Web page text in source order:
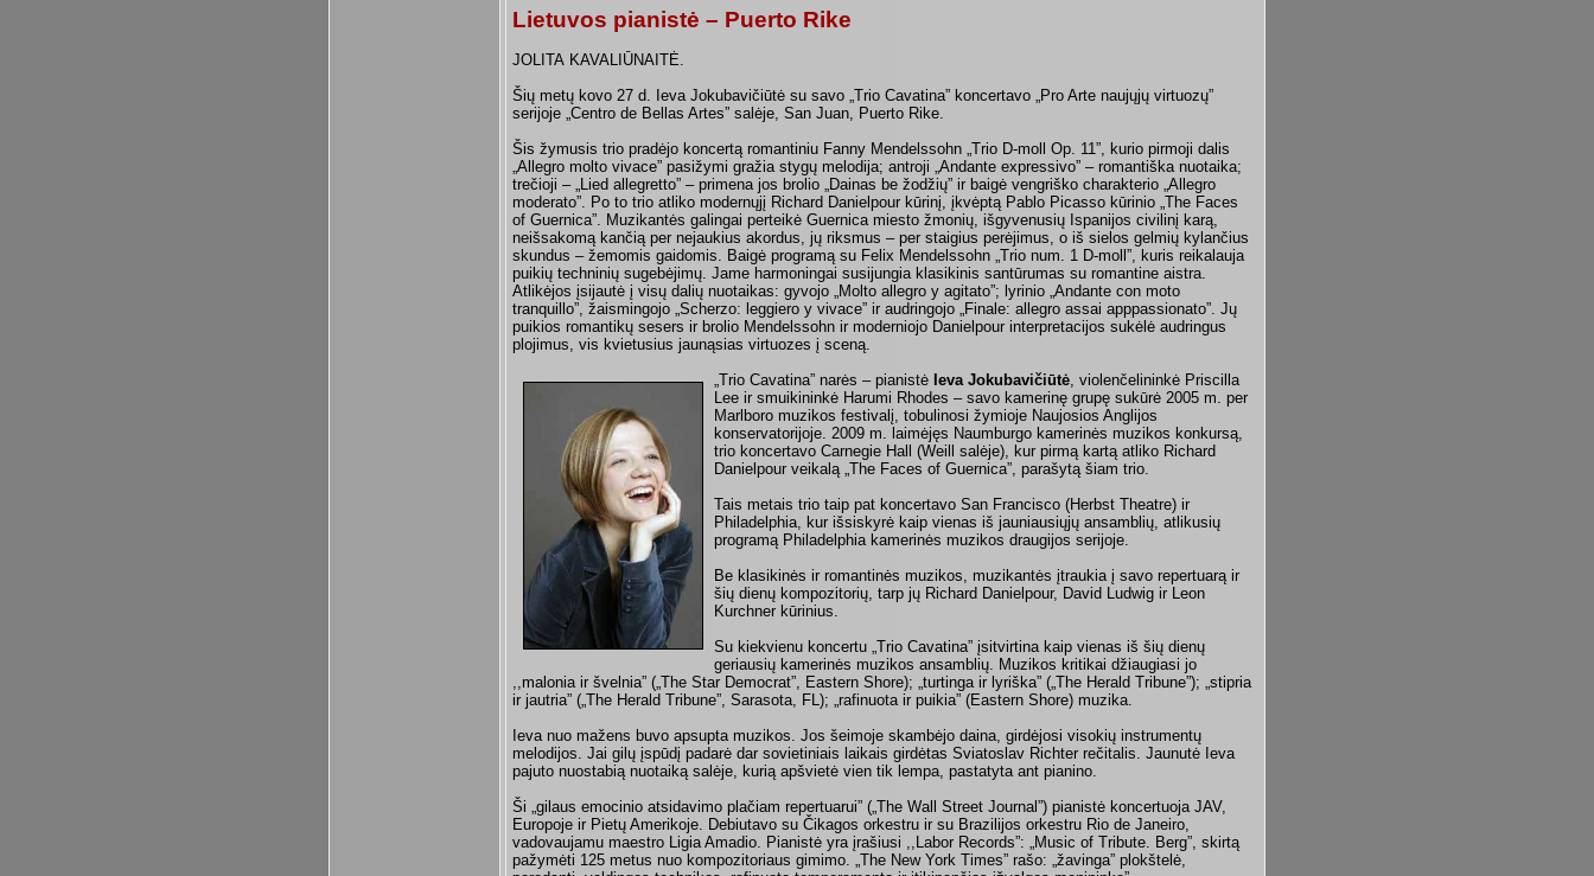
Lietuvos pianistė – Puerto Rike
JOLITA KAVALIŪNAITĖ.
Šių metų kovo 27 d. Ieva Jokubavičiūtė su savo „Trio Cavatina” koncertavo „Pro Arte naujųjų virtuozų”
serijoje „Centro de Bellas Artes” salėje, San Juan, Puerto Rike.
Šis žymusis trio pradėjo koncertą romantiniu Fanny Mendelssohn „Trio D-moll Op. 11”, kurio pirmoji dalis
„Allegro molto vivace” pasižymi gražia stygų melodija; antroji „Andante expressivo” – romantiška nuotaika;
trečioji – „Lied allegretto” – primena jos brolio „Dainas be žodžių” ir baigė vengriško charakterio „Allegro
moderato”. Po to trio atliko modernųjį Richard Danielpour kūrinį, įkvėptą Pablo Picasso kūrinio „The Faces
of Guernica”. Muzikantės galingai perteikė Guernica miesto žmonių, išgyvenusių Ispanijos civilinį karą,
neišsakomą kančią per nejaukius akordus, jų riksmus – per staigius perėjimus, o iš sielos gelmių kylančius
skundus – žemomis gaidomis. Baigė programą su Felix Mendelssohn „Trio num. 1 D-moll”, kuris reikalauja
puikių techninių sugebėjimų. Jame harmoningai susijungia klasikinis santūrumas su romantine aistra.
Atlikėjos įsijautė į visų dalių nuotaikas: gyvojo „Molto allegro y agitato”; lyrinio „Andante con moto
tranquillo”, žaismingojo „Scherzo: leggiero y vivace” ir audringojo „Finale: allegro assai apppassionato”. Jų
puikios romantikų sesers ir brolio Mendelssohn ir moderniojo Danielpour interpretacijos sukėlė audringus
plojimus, vis kvietusius jaunąsias virtuozes į sceną.
„Trio Cavatina” narės – pianistė Ieva Jokubavičiūtė, violenčelininkė Priscilla
Lee ir smuikininkė Harumi Rhodes – savo kamerinę grupę sukūrė 2005 m. per
Marlboro muzikos festivalį, tobulinosi žymioje Naujosios Anglijos
konservatorijoje. 2009 m. laimėjęs Naumburgo kamerinės muzikos konkursą,
trio koncertavo Carnegie Hall (Weill salėje), kur pirmą kartą atliko Richard
Danielpour veikalą „The Faces of Guernica”, parašytą šiam trio.
Tais metais trio taip pat koncertavo San Francisco (Herbst Theatre) ir
Philadelphia, kur išsiskyrė kaip vienas iš jauniausiųjų ansamblių, atlikusių
programą Philadelphia kamerinės muzikos draugijos serijoje.
Be klasikinės ir romantinės muzikos, muzikantės įtraukia į savo repertuarą ir
šių dienų kompozitorių, tarp jų Richard Danielpour, David Ludwig ir Leon
Kurchner kūrinius.
Su kiekvienu koncertu „Trio Cavatina” įsitvirtina kaip vienas iš šių dienų
geriausių kamerinės muzikos ansamblių. Muzikos kritikai džiaugiasi jo
,,malonia ir švelnia” („The Star Democrat”, Eastern Shore); „turtinga ir lyriška” („The Herald Tribune”); „stipria
ir jautria” („The Herald Tribune”, Sarasota, FL); „rafinuota ir puikia” (Eastern Shore) muzika.
Ieva nuo mažens buvo apsupta muzikos. Jos šeimoje skambėjo daina, girdėjosi visokių instrumentų
melodijos. Jai gilų įspūdį padarė dar sovietiniais laikais girdėtas Sviatoslav Richter rečitalis. Jaunutė Ieva
pajuto nuostabią nuotaiką salėje, kurią apšvietė vien tik lempa, pastatyta ant pianino.
Ši „gilaus emocinio atsidavimo plačiam repertuarui” („The Wall Street Journal”) pianistė koncertuoja JAV,
Europoje ir Pietų Amerikoje. Debiutavo su Čikagos orkestru ir su Brazilijos orkestru Rio de Janeiro,
vadovaujamu maestro Ligia Amadio. Pianistė yra įrašiusi ,,Labor Records”: „Music of Tribute. Berg”, skirtą
pažymėti 125 metus nuo kompozitoriaus gimimo. „The New York Times” rašo: „žavinga” plokštelė,